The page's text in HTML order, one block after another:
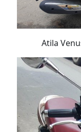
Atila